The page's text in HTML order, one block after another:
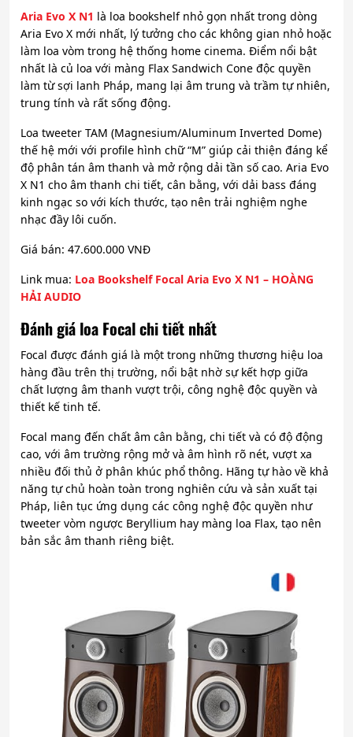
Aria Evo X N1 là loa bookshelf nhỏ gọn nhất trong dòng
Aria Evo X mới nhất, lý tưởng cho các không gian nhỏ hoặc
làm loa vòm trong hệ thống home cinema. Điểm nổi bật
nhất là củ loa với màng Flax Sandwich Cone độc quyền
làm từ sợi lanh Pháp, mang lại âm trung và trầm tự nhiên,
trung tính và rất sống động.
Loa tweeter TAM (Magnesium/Aluminum Inverted Dome)
thế hệ mới với profile hình chữ “M” giúp cải thiện đáng kể
độ phân tán âm thanh và mở rộng dải tần số cao. Aria Evo
X N1 cho âm thanh chi tiết, cân bằng, với dải bass đáng
kinh ngạc so với kích thước, tạo nên trải nghiệm nghe
nhạc đầy lôi cuốn.
Giá bán: 47.600.000 VNĐ
Link mua: Loa Bookshelf Focal Aria Evo X N1 – HOÀNG
HẢI AUDIO
Đánh giá loa Focal chi tiết nhất
Focal được đánh giá là một trong những thương hiệu loa
hàng đầu trên thị trường, nổi bật nhờ sự kết hợp giữa
chất lượng âm thanh vượt trội, công nghệ độc quyền và
thiết kế tinh tế.
Focal mang đến chất âm cân bằng, chi tiết và có độ động
cao, với âm trường rộng mở và âm hình rõ nét, vượt xa
nhiều đối thủ ở phân khúc phổ thông. Hãng tự hào về khả
năng tự chủ hoàn toàn trong nghiên cứu và sản xuất tại
Pháp, liên tục ứng dụng các công nghệ độc quyền như
tweeter vòm ngược Beryllium hay màng loa Flax, tạo nên
bản sắc âm thanh riêng biệt.